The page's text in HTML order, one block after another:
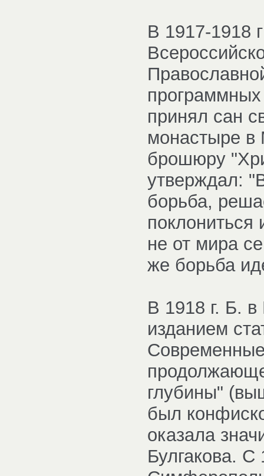
В 1917-1918
принял сан
монастыре в
брошюру
утверждал:
борьба,
поклониться
не от мира
же борьба
В 1918 г. Б.
изданием
глубины"
был
оказала
Булгакова.